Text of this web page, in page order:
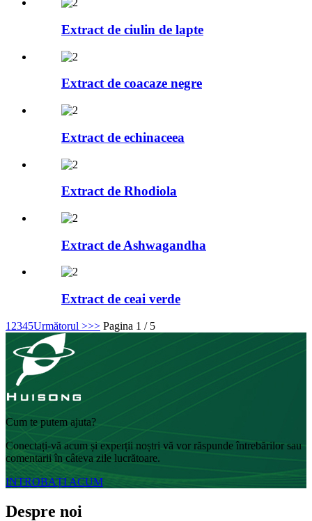
Extract de ciulin de lapte
Extract de coacaze negre
Extract de echinaceea
Extract de Rhodiola
Extract de Ashwagandha
Extract de ceai verde
1 2345Următorul >>> Pagina 1 / 5
Cum te putem ajuta?
Conectați-vă acum și experții noștri vă vor răspunde întrebărilor sau
comentarii în câteva zile lucrătoare.
INTROBAȚI ACUM
Despre noi